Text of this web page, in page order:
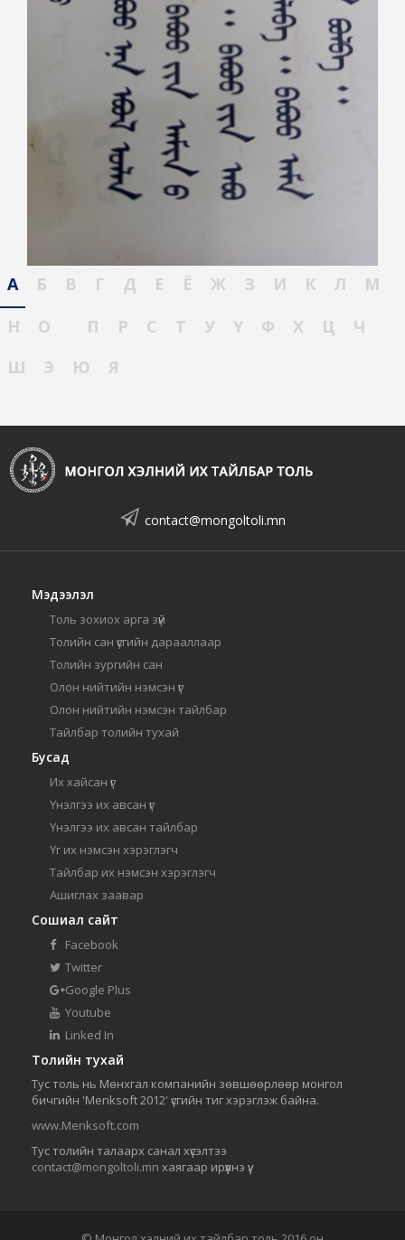
А Б В Г Д Е Ё Ж З И К Л
М
Н
О П Р С Т У Ү Ф Х Ц
Ч
Ш
Э Ю Я
contact@mongoltoli.mn
Мэдээлэл
Толь зохиох арга зүй
Толийн сан үсгийн дарааллаар
Толийн зургийн сан
Олон нийтийн нэмсэн үг
Олон нийтийн нэмсэн тайлбар
Тайлбар толийн тухай
Бусад
Их хайсан үг
Үнэлгээ их авсан үг
Үнэлгээ их авсан тайлбар
Үг их нэмсэн хэрэглэгч
Тайлбар их нэмсэн хэрэглэгч
Ашиглах заавар
Сошиал сайт
Facebook
Twitter
Google Plus
Youtube
Linked In
Толийн тухай
Тус толь нь Мөнхгал компанийн зөвшөөрлөөр монгол
бичгийн 'Menksoft 2012' үсгийн тиг хэрэглэж байна.
www.Menksoft.com
Тус толийн талаарх санал хүсэлтээ
contact@mongoltoli.mn хаягаар ирүүлнэ үү.